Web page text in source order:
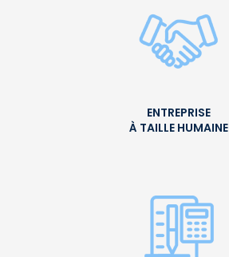
ENTREPRISE
À TAILLE HUMAINE